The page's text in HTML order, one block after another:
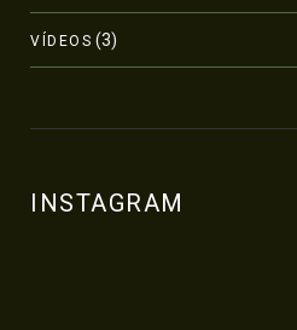
VÍDEOS (3)
INSTAGRAM